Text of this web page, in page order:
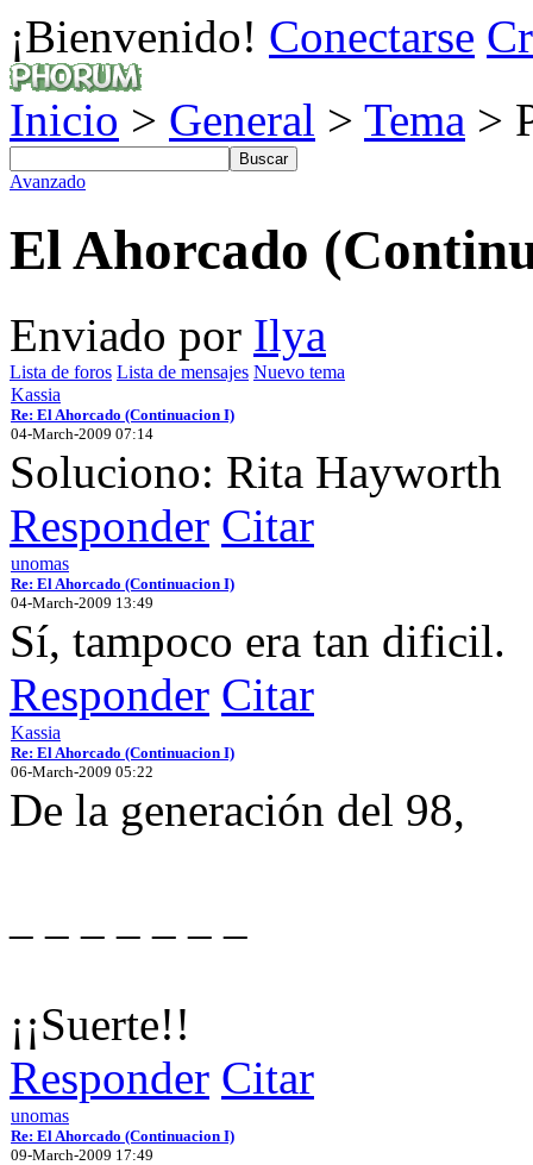
¡Bienvenido! Conectarse
Inicio > General > Tema >
Avanzado
El Ahorcado
Enviado por Ilya
Lista de foros Lista de mensajes Nuevo tema
Kassia
Re: El Ahorcado (Continuacion I)
04-March-2009 07:14
Soluciono: Rita Hayworth
Responder Citar
unomas
Re: El Ahorcado (Continuacion I)
04-March-2009 13:49
Sí, tampoco era tan dificil.
Responder Citar
Kassia
Re: El Ahorcado (Continuacion I)
06-March-2009 05:22
De la generación del 98,
¡¡Suerte!!
Responder Citar
unomas
Re: El Ahorcado (Continuacion I)
09-March-2009 17:49